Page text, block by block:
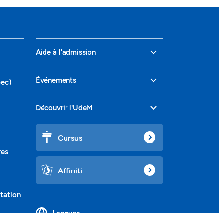
Aide à l'admission
Événements
Découvrir l'UdeM
Cursus
Affiniti